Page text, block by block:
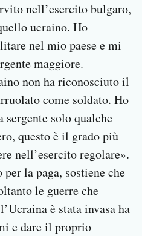
nell’esercito bulgaro,
ucraino. Ho
nel mio paese e mi
maggiore.
non ha riconosciuto il
come soldato. Ho
solo qualche
questo è il grado più
nell’esercito regolare».
la paga, sostiene che
le guerre che
è stata invasa ha
e dare il proprio